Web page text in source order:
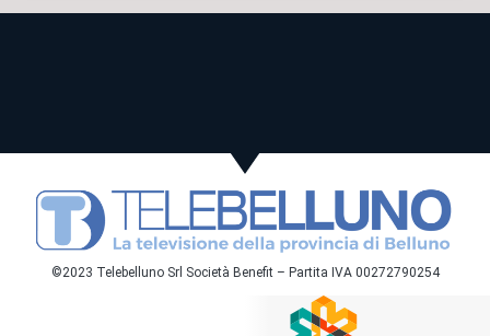
©2023 Telebelluno Srl Società Benefit – Partita IVA 00272790254